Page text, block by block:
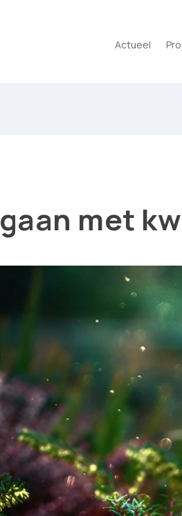
Actueel
met